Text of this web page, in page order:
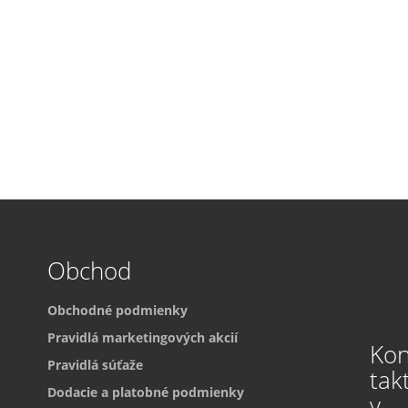
Obchod
Obchodné podmienky
Pravidlá marketingových akcií
Pravidlá súťaže
Dodacie a platobné podmienky